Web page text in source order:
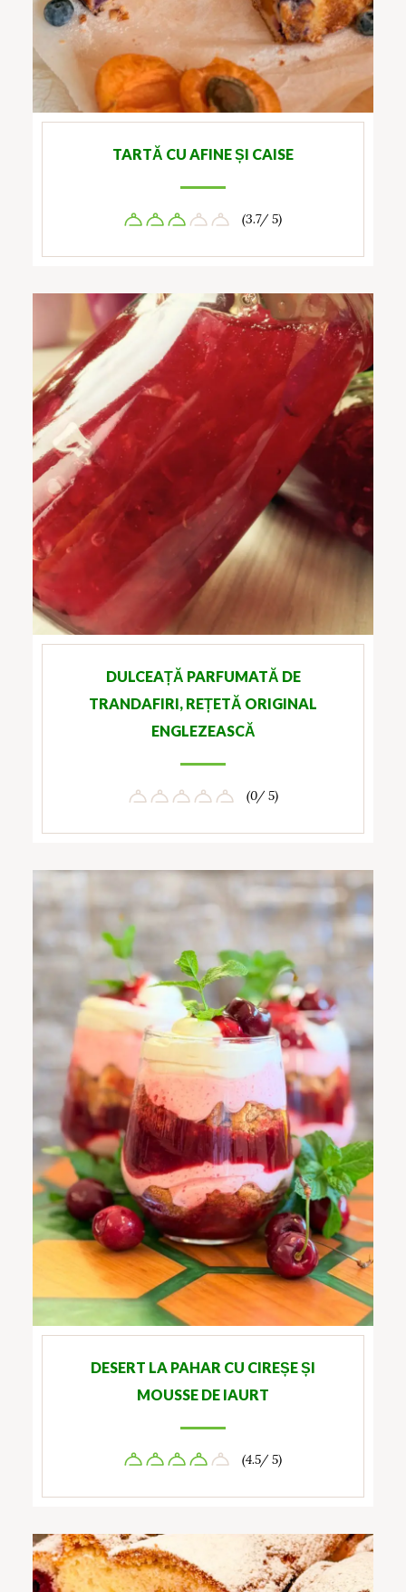
TARTĂ CU AFINE ȘI CAISE
(3.7/ 5)
DULCEAȚĂ PARFUMATĂ DE
TRANDAFIRI, REȚETĂ ORIGINAL
ENGLEZEASCĂ
(0/ 5)
DESERT LA PAHAR CU CIREȘE ȘI
MOUSSE DE IAURT
(4.5/ 5)